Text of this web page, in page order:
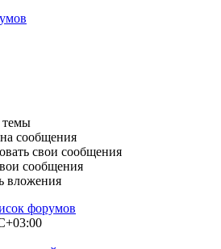
темы
на сообщения
свои сообщения
сообщения
вложения
форумов